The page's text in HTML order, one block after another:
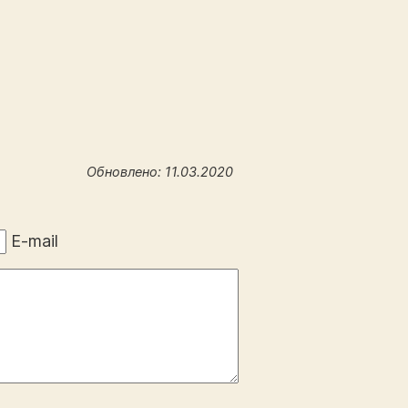
Обновлено: 11.03.2020
E-mail